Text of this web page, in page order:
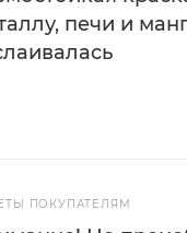
печи и
ПОКУПАТЕЛЯМ